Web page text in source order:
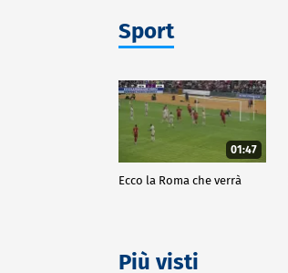
Sport
01:47
Ecco la Roma che verrà
Più visti